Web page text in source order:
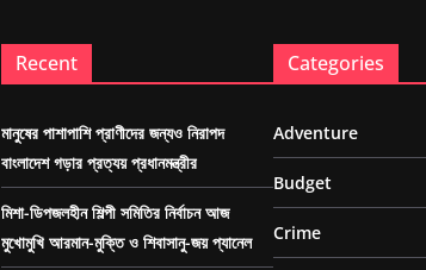
Recent
মানুষের পাশাপাশি প্রাণীদের জন্যও নিরাপদ
বাংলাদেশ গড়ার প্রত্যয় প্রধানমন্ত্রীর
মিশা-ডিপজলহীন শিল্পী সমিতির নির্বাচন আজ
মুখোমুখি আরমান-মুক্তি ও শিবাসানু-জয় প্যানেল
Categories
Adventure
Budget
Crime